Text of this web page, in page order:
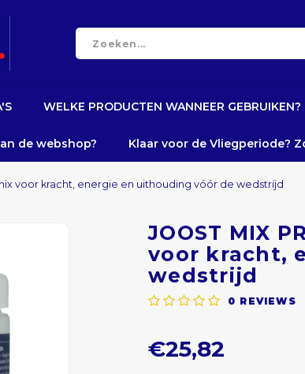
WELKE PRODUCTEN WANNEER GEBRUIKEN?
de webshop? Klaar voor de Vliegperiode?
voor kracht, energie en uithouding vóór de wedstrijd
JOOST MIX
voor kracht,
wedstrijd
0 REVIEWS
€25,82